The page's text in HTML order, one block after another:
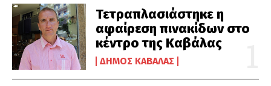
Τετραπλασιάστηκε η
αφαίρεση πινακίδων στο
κέντρο της Καβάλας
ΔΉΜΟΣ ΚΑΒΆΛΑΣ